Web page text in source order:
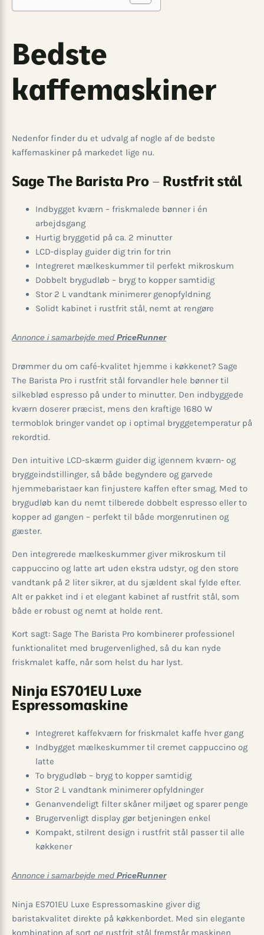
Bedste
kaffemaskiner
Nedenfor finder du et udvalg af nogle af de bedste
kaffemaskiner på markedet lige nu.
Sage The Barista Pro – Rustfrit stål
Indbygget kværn – friskmalede bønner i én
arbejdsgang
Hurtig bryggetid på ca. 2 minutter
LCD-display guider dig trin for trin
Integreret mælkeskummer til perfekt mikroskum
Dobbelt brygudløb – bryg to kopper samtidig
Stor 2 L vandtank minimerer genopfyldning
Solidt kabinet i rustfrit stål, nemt at rengøre
Annonce i samarbejde med PriceRunner
Drømmer du om café-kvalitet hjemme i køkkenet? Sage
The Barista Pro i rustfrit stål forvandler hele bønner til
silkeblød espresso på under to minutter. Den indbyggede
kværn doserer præcist, mens den kraftige 1680 W
termoblok bringer vandet op i optimal bryggetemperatur på
rekordtid.
Den intuitive LCD-skærm guider dig igennem kværn- og
bryggeindstillinger, så både begyndere og garvede
hjemmebaristaer kan finjustere kaffen efter smag. Med to
brygudløb kan du nemt tilberede dobbelt espresso eller to
kopper ad gangen – perfekt til både morgenrutinen og
gæster.
Den integrerede mælkeskummer giver mikroskum til
cappuccino og latte art uden ekstra udstyr, og den store
vandtank på 2 liter sikrer, at du sjældent skal fylde efter.
Alt er pakket ind i et elegant kabinet af rustfrit stål, som
både er robust og nemt at holde rent.
Kort sagt: Sage The Barista Pro kombinerer professionel
funktionalitet med brugervenlighed, så du kan nyde
friskmalet kaffe, når som helst du har lyst.
Ninja ES701EU Luxe
Espressomaskine
Integreret kaffekværn for friskmalet kaffe hver gang
Indbygget mælkeskummer til cremet cappuccino og
latte
To brygudløb – bryg to kopper samtidig
Stor 2 L vandtank minimerer opfyldninger
Genanvendeligt filter skåner miljøet og sparer penge
Brugervenligt display gør betjeningen enkel
Kompakt, stilrent design i rustfrit stål passer til alle
køkkener
Annonce i samarbejde med PriceRunner
Ninja ES701EU Luxe Espressomaskine giver dig
baristakvalitet direkte på køkkenbordet. Med sin elegante
kombination af sort og rustfrit stål fremstår maskinen